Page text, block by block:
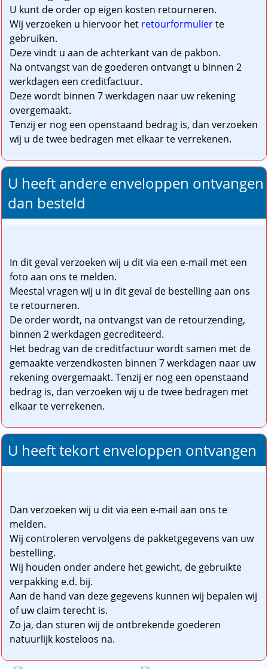
U kunt de order op eigen kosten retourneren.
Wij verzoeken u hiervoor het retourformulierte
gebruiken.
Deze vindt u aan de achterkant van de pakbon.
Na ontvangst van de goederen ontvangt u binnen 2
werkdagen een creditfactuur.
Deze wordt binnen 7 werkdagen naar uw rekening
overgemaakt.
Tenzij er nog een openstaand bedrag is, dan verzoeken
wij u de twee bedragen met elkaar te verrekenen.
U heeft andere enveloppen ontvangen
dan besteld
In dit geval verzoeken wij u dit via een e-mail met een
foto aan ons te melden.
Meestal vragen wij u in dit geval de bestelling aan ons
te retourneren.
De order wordt, na ontvangst van de retourzending,
binnen 2 werkdagen gecrediteerd.
Het bedrag van de creditfactuur wordt samen met de
gemaakte verzendkosten binnen 7 werkdagen naar uw
rekening overgemaakt. Tenzij er nog een openstaand
bedrag is, dan verzoeken wij u de twee bedragen met
elkaar te verrekenen.
U heeft tekort enveloppen ontvangen
Dan verzoeken wij u dit via een e-mail aan ons te
melden.
Wij controleren vervolgens de pakketgegevens van uw
bestelling.
Wij houden onder andere het gewicht, de gebruikte
verpakking e.d. bij.
Aan de hand van deze gegevens kunnen wij bepalen wij
of uw claim terecht is.
Zo ja, dan sturen wij de ontbrekende goederen
natuurlijk kosteloos na.